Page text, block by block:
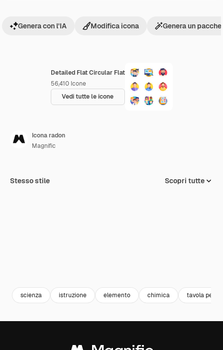
Detailed Flat Circular Flat
56,410 Icone
Vedi tutte le icone
Genera con l'IA Modifica icona Genera un
Icona radon
Magnific
Stesso stile Scopri tutte
scienza istruzione elemento chimica tavola